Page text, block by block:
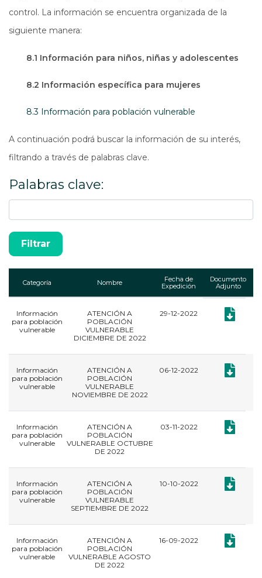
control. La información se encuentra organizada de la
siguiente manera:
Abre en una nueva ventana
8.1 Información para niños, niñas y adolescentes
Abre en una nueva ventana
8.2 Información específica para mujeres
8.3 Información para población vulnerable
A continuación podrá buscar la información de su interés,
filtrando a través de palabras clave.
Palabras clave:
Categoría Nombre
Fecha de
Expedición
Documento
Adjunto
Información
para población
vulnerable
ATENCIÓN A
POBLACIÓN
VULNERABLE
DICIEMBRE DE 2022
29-12-2022
Información
para población
vulnerable
ATENCIÓN A
POBLACIÓN
VULNERABLE
NOVIEMBRE DE 2022
06-12-2022
Información
para población
vulnerable
ATENCIÓN A
POBLACIÓN
VULNERABLE OCTUBRE
DE 2022
03-11-2022
Información
para población
vulnerable
ATENCIÓN A
POBLACIÓN
VULNERABLE
SEPTIEMBRE DE 2022
10-10-2022
Información
para población
vulnerable
ATENCIÓN A
POBLACIÓN
VULNERABLE AGOSTO
DE 2022
16-09-2022